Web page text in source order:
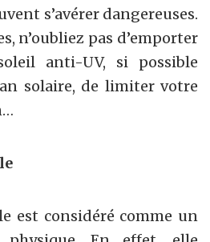
s’avérer dangereuses.
n’oubliez pas d’emporter
anti-UV, si possible
solaire, de limiter votre
est considéré comme un